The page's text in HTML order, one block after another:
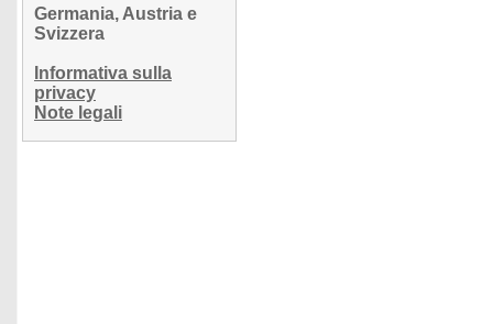
Germania, Austria e
Svizzera
Informativa sulla
privacy
Note legali